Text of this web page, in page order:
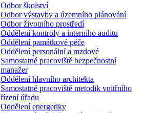
Odbor školství
Odbor výstavby a územního plánování
Odbor životního prostředí
Oddělení kontroly a interního auditu
Oddělení památkové péče
Oddělení personální a mzdové
Samostatné pracoviště bezpečnostní
manažer
Oddělení hlavního architekta
Samostatné pracoviště metodik vnitřního
řízení úřadu
Oddělení energetiky